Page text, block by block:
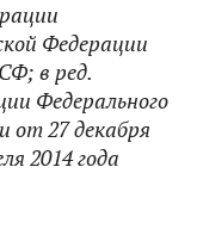
Федерации
в ред.
Федерального
от 27 декабря
2014 года